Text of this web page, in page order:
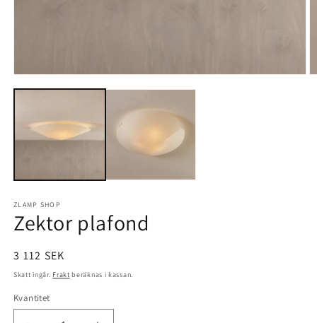
mediet
modalfönster
ZLAMP SHOP
Zektor plafond
Ordinarie
pris
3 112 SEK
Skatt ingår. Frakt beräknas i kassan.
Kvantitet